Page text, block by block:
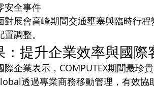
安全事件
對展會高峰期間交通壅塞與臨時行
調整。
：提升企業效率與國際
際企業表示，COMPUTEX期間最珍
透過專業商務移動管理，有效協